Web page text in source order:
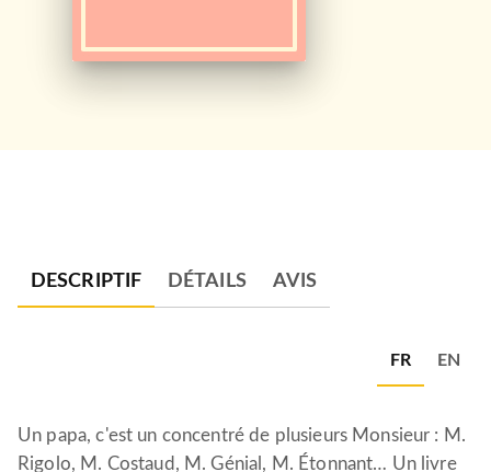
DESCRIPTIF DÉTAILS AVIS
FR EN
Un papa, c'est un concentré de plusieurs Monsieur : M.
Rigolo, M. Costaud, M. Génial, M. Étonnant… Un livre